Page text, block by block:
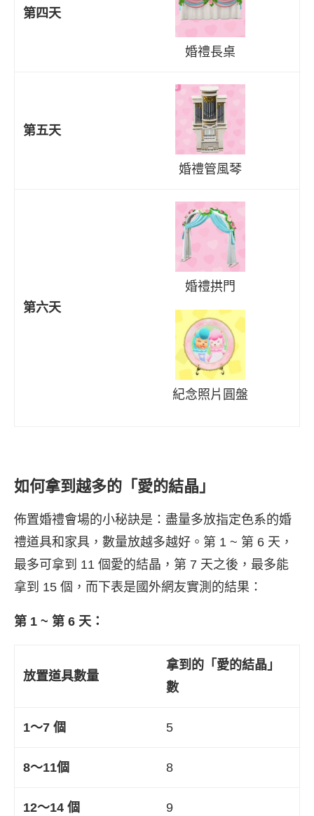
第四天
婚禮長桌
第五天
婚禮管風琴
第六天
婚禮拱門
紀念照片圓盤
如何拿到越多的「愛的結晶」
佈置婚禮會場的小秘訣是：盡量多放指定色系的婚
禮道具和家具，數量放越多越好。第 1 ~ 第 6 天，
最多可拿到 11 個愛的結晶，第 7 天之後，最多能
拿到 15 個，而下表是國外網友實測的結果：
第 1 ~ 第 6 天：
放置道具數量
拿到的「愛的結晶」
數
1〜7 個 5
8〜11個 8
12〜14 個 9